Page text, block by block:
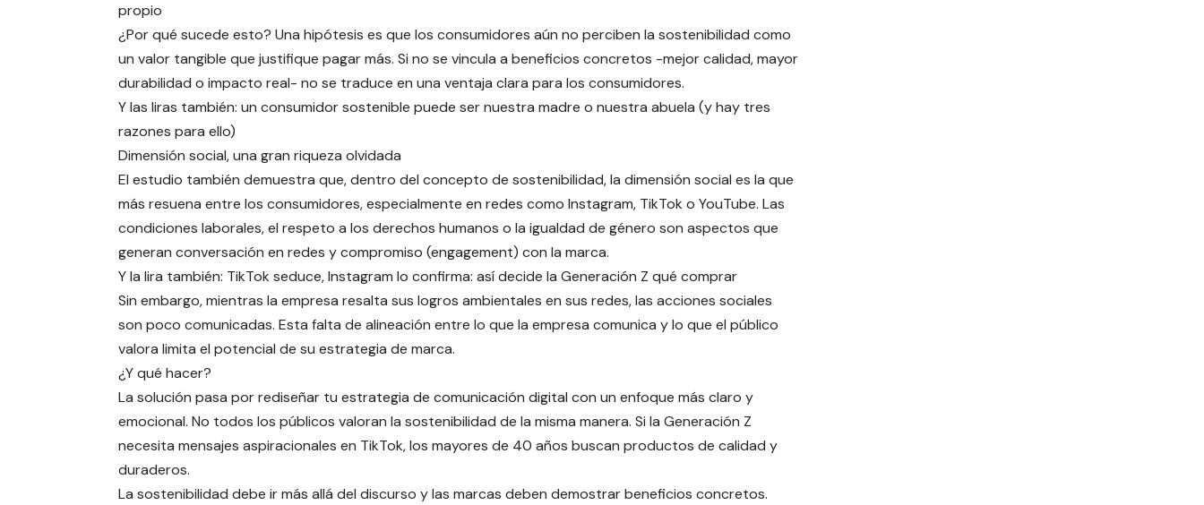
propio
¿Por qué sucede esto? Una hipótesis es que los consumidores aún no perciben la sostenibilidad como
un valor tangible que justifique pagar más. Si no se vincula a beneficios concretos -mejor calidad, mayor
durabilidad o impacto real- no se traduce en una ventaja clara para los consumidores.
Y las liras también: un consumidor sostenible puede ser nuestra madre o nuestra abuela (y hay tres
razones para ello)
Dimensión social, una gran riqueza olvidada
El estudio también demuestra que, dentro del concepto de sostenibilidad, la dimensión social es la que
más resuena entre los consumidores, especialmente en redes como Instagram, TikTok o YouTube. Las
condiciones laborales, el respeto a los derechos humanos o la igualdad de género son aspectos que
generan conversación en redes y compromiso (engagement) con la marca.
Y la lira también: TikTok seduce, Instagram lo confirma: así decide la Generación Z qué comprar
Sin embargo, mientras la empresa resalta sus logros ambientales en sus redes, las acciones sociales
son poco comunicadas. Esta falta de alineación entre lo que la empresa comunica y lo que el público
valora limita el potencial de su estrategia de marca.
¿Y qué hacer?
La solución pasa por rediseñar tu estrategia de comunicación digital con un enfoque más claro y
emocional. No todos los públicos valoran la sostenibilidad de la misma manera. Si la Generación Z
necesita mensajes aspiracionales en TikTok, los mayores de 40 años buscan productos de calidad y
duraderos.
La sostenibilidad debe ir más allá del discurso y las marcas deben demostrar beneficios concretos.